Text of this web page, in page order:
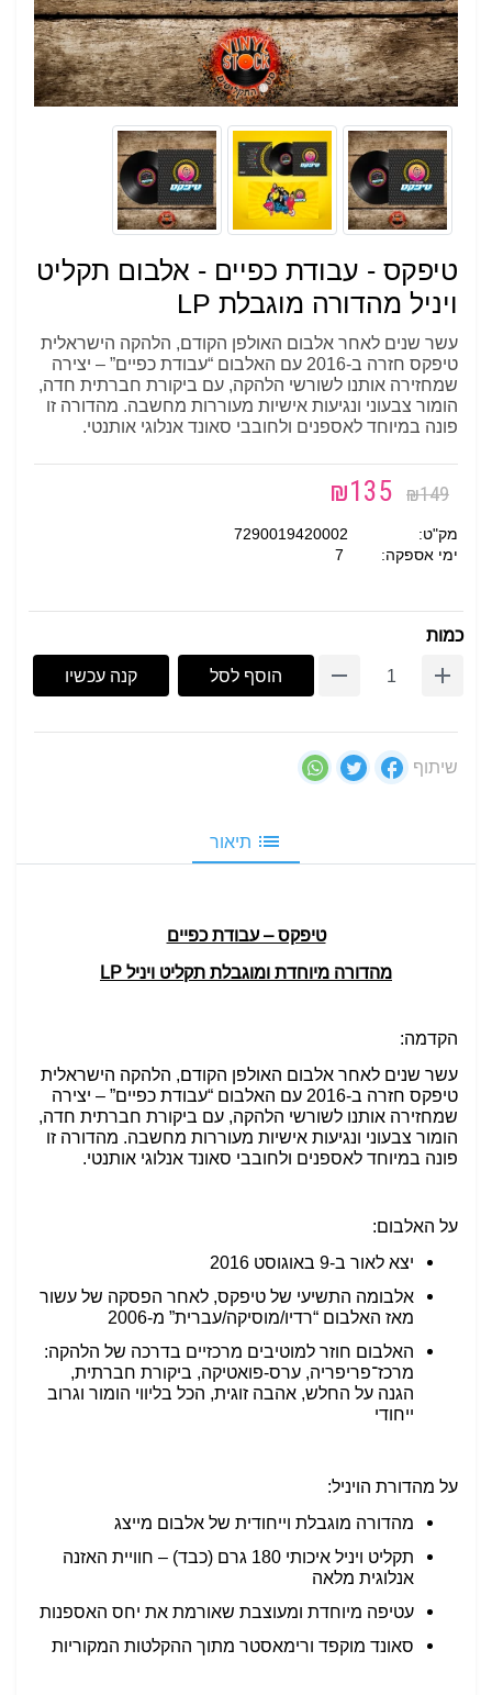
טיפקס - עבודת כפיים - אלבום תקליט
ויניל מהדורה מוגבלת LP
עשר שנים לאחר אלבום האולפן הקודם, הלהקה הישראלית
טיפקס חזרה ב-2016 עם האלבום “עבודת כפיים” – יצירה
שמחזירה אותנו לשורשי הלהקה, עם ביקורת חברתית חדה,
הומור צבעוני ונגיעות אישיות מעוררות מחשבה. מהדורה זו
פונה במיוחד לאספנים ולחובבי סאונד אנלוגי אותנטי.
₪149
₪135
מק"ט:
7290019420002
ימי אספקה:
כמות
הוסף לסל קנה עכשיו
שיתוף
תיאור
טיפקס – עבודת כפיים
מהדורה מיוחדת ומוגבלת תקליט ויניל LP
הקדמה:
עשר שנים לאחר אלבום האולפן הקודם, הלהקה הישראלית
טיפקס חזרה ב-2016 עם האלבום “עבודת כפיים” – יצירה
שמחזירה אותנו לשורשי הלהקה, עם ביקורת חברתית חדה,
הומור צבעוני ונגיעות אישיות מעוררות מחשבה. מהדורה זו
פונה במיוחד לאספנים ולחובבי סאונד אנלוגי אותנטי.
על האלבום:
יצא לאור ב-9 באוגוסט 2016
אלבומה התשיעי של טיפקס, לאחר הפסקה של עשור
מאז האלבום “רדיו/מוסיקה/עברית” מ-2006
האלבום חוזר למוטיבים מרכזיים בדרכה של הלהקה:
מרכז־פריפריה, ערס-פואטיקה, ביקורת חברתית,
הגנה על החלש, אהבה זוגית, הכל בליווי הומור וגרוב
ייחודי
על מהדורת הויניל:
מהדורה מוגבלת וייחודית של אלבום מייצג
תקליט ויניל איכותי 180 גרם (כבד) – חוויית האזנה
אנלוגית מלאה
עטיפה מיוחדת ומעוצבת שאורמת את יחס האספנות
סאונד מוקפד ורימאסטר מתוך ההקלטות המקוריות